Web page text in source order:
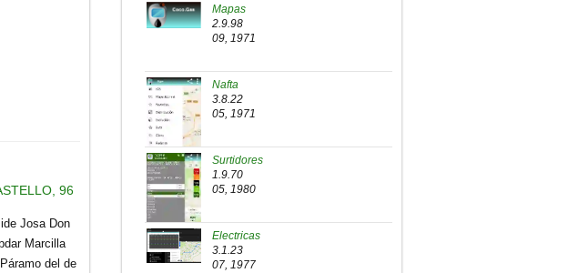
96
Josa Don
Marcilla
del de
Mapas
2.9.98
09, 1971
Nafta
3.8.22
05, 1971
Surtidores
1.9.70
05, 1980
Electricas
3.1.23
07, 1977